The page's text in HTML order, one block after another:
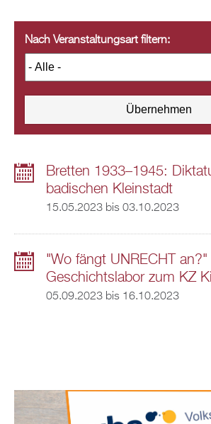
Nach Veranstaltungsart filtern:
Bretten 1933–1945:
badischen Kleinstadt
15.05.2023bis 03.10.2023
"Wo fängt UNRECHT
Geschichtslabor zum KZ
05.09.2023bis 16.10.2023